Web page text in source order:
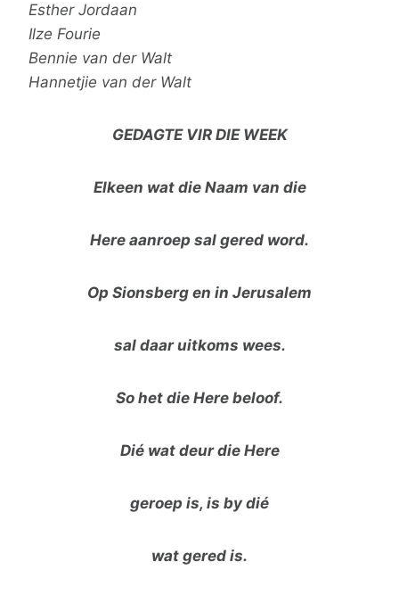
Esther Jordaan
Ilze Fourie
Bennie van der Walt
Hannetjie van der Walt
GEDAGTE VIR DIE WEEK
Elkeen wat die Naam van die
Here aanroep sal gered word.
Op Sionsberg en in Jerusalem
sal daar uitkoms wees.
So het die Here beloof.
Dié wat deur die Here
geroep is, is by dié
wat gered is.